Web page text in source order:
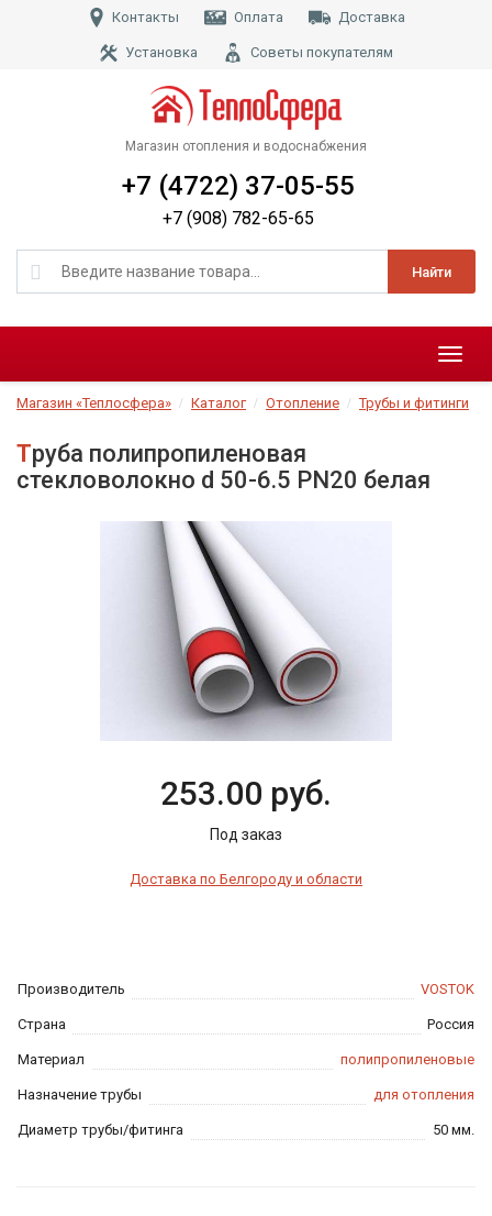
Контакты Оплата Доставка
Установка Советы покупателям
Магазин отопления и водоснабжения
Найти
+7 (4722) 37-05-55
+7 (908) 782-65-65
Меню
Магазин «Теплосфера» Каталог Отопление Трубы и фитинги
Труба полипропиленовая
стекловолокно d 50-6.5 PN20 белая
Производитель VOSTOK
Страна Россия
Материал полипропиленовые
Назначение трубы для отопления
Диаметр трубы/фитинга 50 мм.
253.00 руб.
Под заказ
Доставка по Белгороду и области